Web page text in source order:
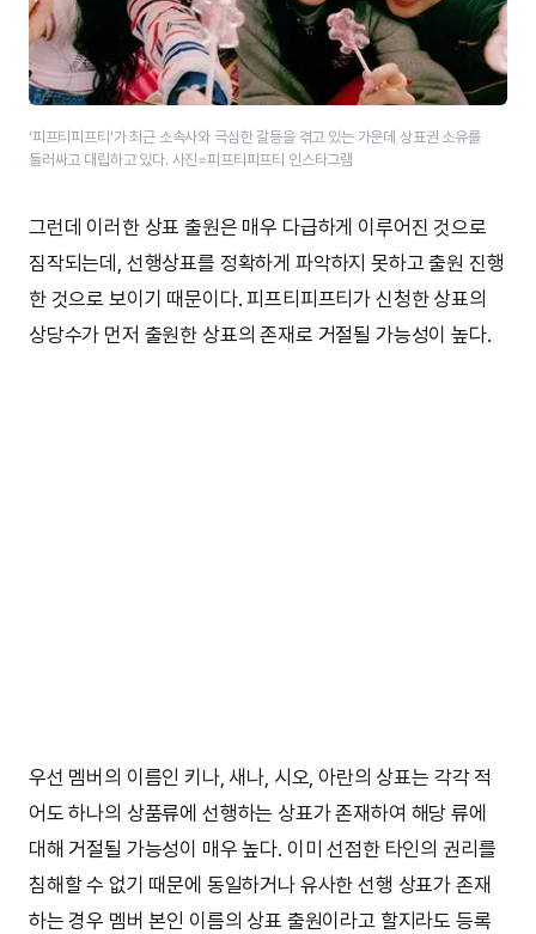
‘피프티피프티’​가 최근 소속사와 극심한 갈등을 겪고 있는 가운데 상표권 소유를
둘러싸고 대립하고 있다. 사진=피프티피프티 인스타그램
그런데 이러한 상표 출원은 매우 다급하게 이루어진 것으로
짐작되는데, 선행상표를 정확하게 파악하지 못하고 출원 진행
한 것으로 보이기 때문이다. 피프티피프티가 신청한 상표의
상당수가 먼저 출원한 상표의 존재로 거절될 가능성이 높다.
우선 멤버의 이름인 키나, 새나, 시오, 아란의 상표는 각각 적
어도 하나의 상품류에 선행하는 상표가 존재하여 해당 류에
대해 거절될 가능성이 매우 높다. 이미 선점한 타인의 권리를
침해할 수 없기 때문에 동일하거나 유사한 선행 상표가 존재
하는 경우 멤버 본인 이름의 상표 출원이라고 할지라도 등록